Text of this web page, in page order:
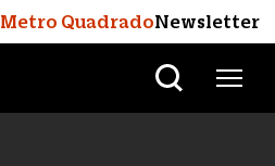
Metro QuadradoNewsletter